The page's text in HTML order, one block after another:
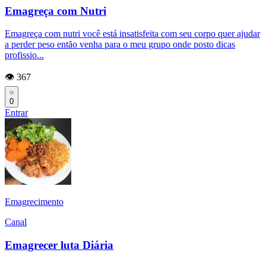
Emagreça com Nutri
Emagreça com nutri você está insatisfeita com seu corpo quer ajudar
a perder peso então venha para o meu grupo onde posto dicas
profissio...
👁️ 367
0
Entrar
Emagrecimento
Canal
Emagrecer luta Diária